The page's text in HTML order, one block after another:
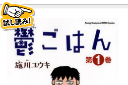
試し読み！